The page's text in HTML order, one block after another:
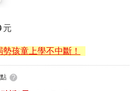
元
孩童上學不中斷！
點 ?